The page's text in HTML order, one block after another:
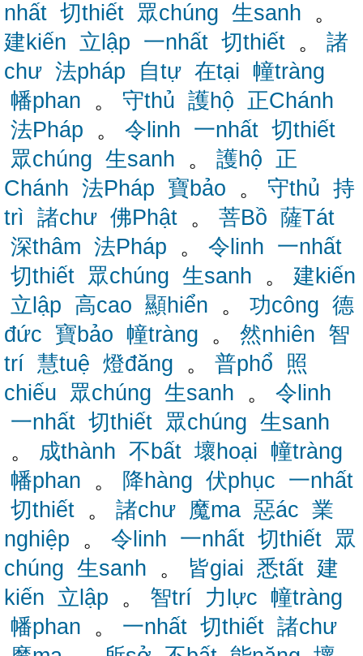
nhất 切thiết 眾chúng 生sanh 。
建kiến 立lập 一nhất 切thiết 。 諸
chư 法pháp 自tự 在tại 幢tràng
幡phan 。 守thủ 護hộ 正Chánh
法Pháp 。 令linh 一nhất 切thiết
眾chúng 生sanh 。 護hộ 正
Chánh 法Pháp 寶bảo 。 守thủ 持
trì 諸chư 佛Phật 。 菩Bồ 薩Tát
深thâm 法Pháp 。 令linh 一nhất
切thiết 眾chúng 生sanh 。 建kiến
立lập 高cao 顯hiển 。 功công 德
đức 寶bảo 幢tràng 。 然nhiên 智
trí 慧tuệ 燈đăng 。 普phổ
照
chiếu 眾chúng 生sanh 。 令linh
一nhất 切thiết 眾chúng 生sanh
。 成thành 不bất 壞hoại 幢tràng
幡phan 。 降hàng 伏phục 一nhất
切thiết 。 諸chư 魔ma 惡ác 業
nghiệp 。 令linh 一nhất 切thiết 眾
chúng 生sanh 。 皆giai 悉tất 建
kiến 立lập 。 智trí 力lực 幢tràng
幡phan 。 一nhất 切thiết 諸chư